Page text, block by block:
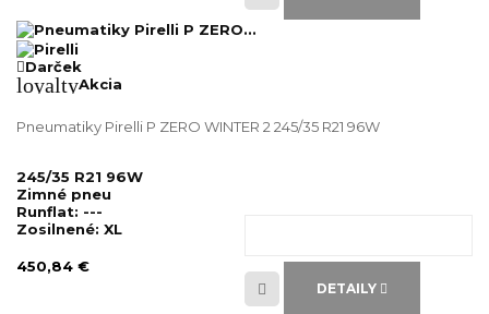
Darček
loyaltyAkcia
Pneumatiky Pirelli P ZERO WINTER 2 245/35 R21 96W
245/35 R21 96W
Zimné pneu
Runflat: ---
Zosilnené: XL
450,84 €
DETAILY